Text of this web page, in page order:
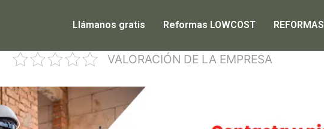
Llámanos gratis Reformas LOWCOST REFORMAS
VALORACIÓN DE LA EMPRESA